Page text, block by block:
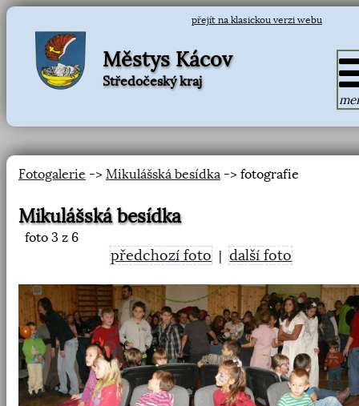
přejít na klasickou verzi webu
Městys Kácov
Středočeský kraj
Fotogalerie -> Mikulášská besídka -> fotografie
Mikulášská besídka
foto 3 z 6
předchozí foto |další foto